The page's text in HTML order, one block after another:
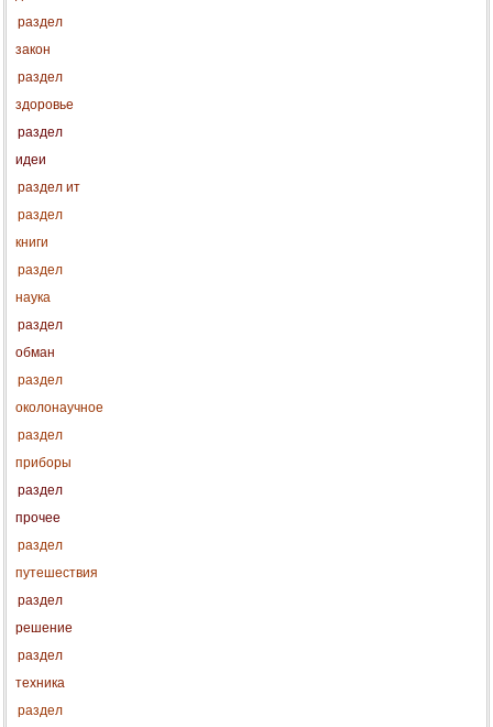
раздел
закон
раздел
здоровье
раздел
идеи
раздел ит
раздел
книги
раздел
наука
раздел
обман
раздел
околонаучное
раздел
приборы
раздел
прочее
раздел
путешествия
раздел
решение
раздел
техника
раздел